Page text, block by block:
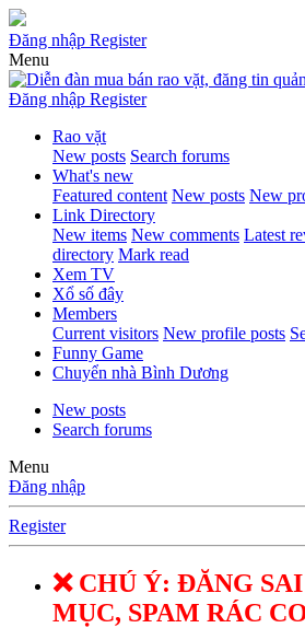
Đăng nhập Register
Menu
Đăng nhập Register
Rao vặt
New posts Search forums
What's new
Featured content New posts New
Link Directory
New items New comments Latest
directory Mark read
Xem TV
Xổ số đây
Members
Current visitors New profile posts
Funny Game
Chuyển nhà Bình Dương
New posts
Search forums
Menu
Đăng nhập
Register
❌ CHÚ Ý: ĐĂNG
MỤC, SPAM RÁC